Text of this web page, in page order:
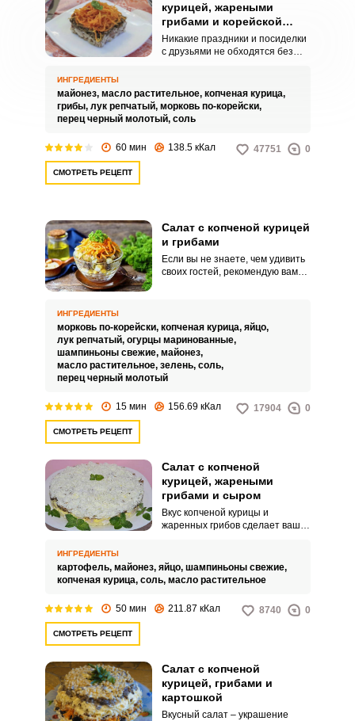
курицей, жареными
грибами и корейской
морковью
Никакие праздники и посиделки
с друзьями не обходятся без
угощением для ваших гостей и
близких, к тому же,
универсальное сочетание
морковки понравится всем.
ИНГРЕДИЕНТЫ
майонез, масло растительное, копченая курица,
грибы, лук репчатый, морковь по-корейски,
перец черный молотый, соль
60 мин 138.5 кКал 47751 0
СМОТРЕТЬ РЕЦЕПТ
Салат с копченой курицей
и грибами
Если вы не знаете, чем удивить
своих гостей, рекомендую вам
невероятным сочетанием
ингредиентов. Салат оценят
все, кто любят остренькое.
ИНГРЕДИЕНТЫ
морковь по-корейски, копченая курица, яйцо,
лук репчатый, огурцы маринованные,
шампиньоны свежие, майонез,
масло растительное, зелень, соль,
перец черный молотый
15 мин 156.69 кКал 17904 0
СМОТРЕТЬ РЕЦЕПТ
Салат с копченой
курицей, жареными
грибами и сыром
Вкус копченой курицы и
жаренных грибов сделает ваше
подавать как самостоятельное
второе блюдо на обед.
ИНГРЕДИЕНТЫ
картофель, майонез, яйцо, шампиньоны свежие,
копченая курица, соль, масло растительное
50 мин 211.87 кКал 8740 0
СМОТРЕТЬ РЕЦЕПТ
Салат с копченой
курицей, грибами и
картошкой
Вкусный салат – украшение